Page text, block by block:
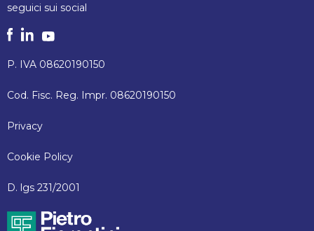
seguici sui social
P. IVA 08620190150
Cod. Fisc. Reg. Impr. 08620190150
Privacy
Cookie Policy
D. lgs 231/2001